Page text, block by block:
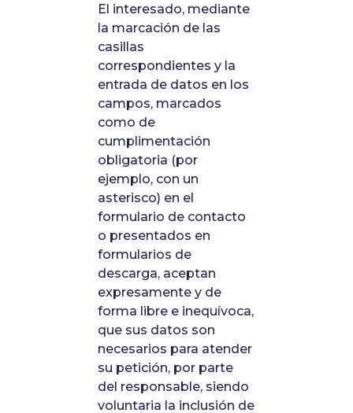
El interesado, mediante
la marcación de las
casillas
correspondientes y la
entrada de datos en los
campos, marcados
como de
cumplimentación
obligatoria (por
ejemplo, con un
asterisco) en el
formulario de contacto
o presentados en
formularios de
descarga, aceptan
expresamente y de
forma libre e inequívoca,
que sus datos son
necesarios para atender
su petición, por parte
del responsable, siendo
voluntaria la inclusión de